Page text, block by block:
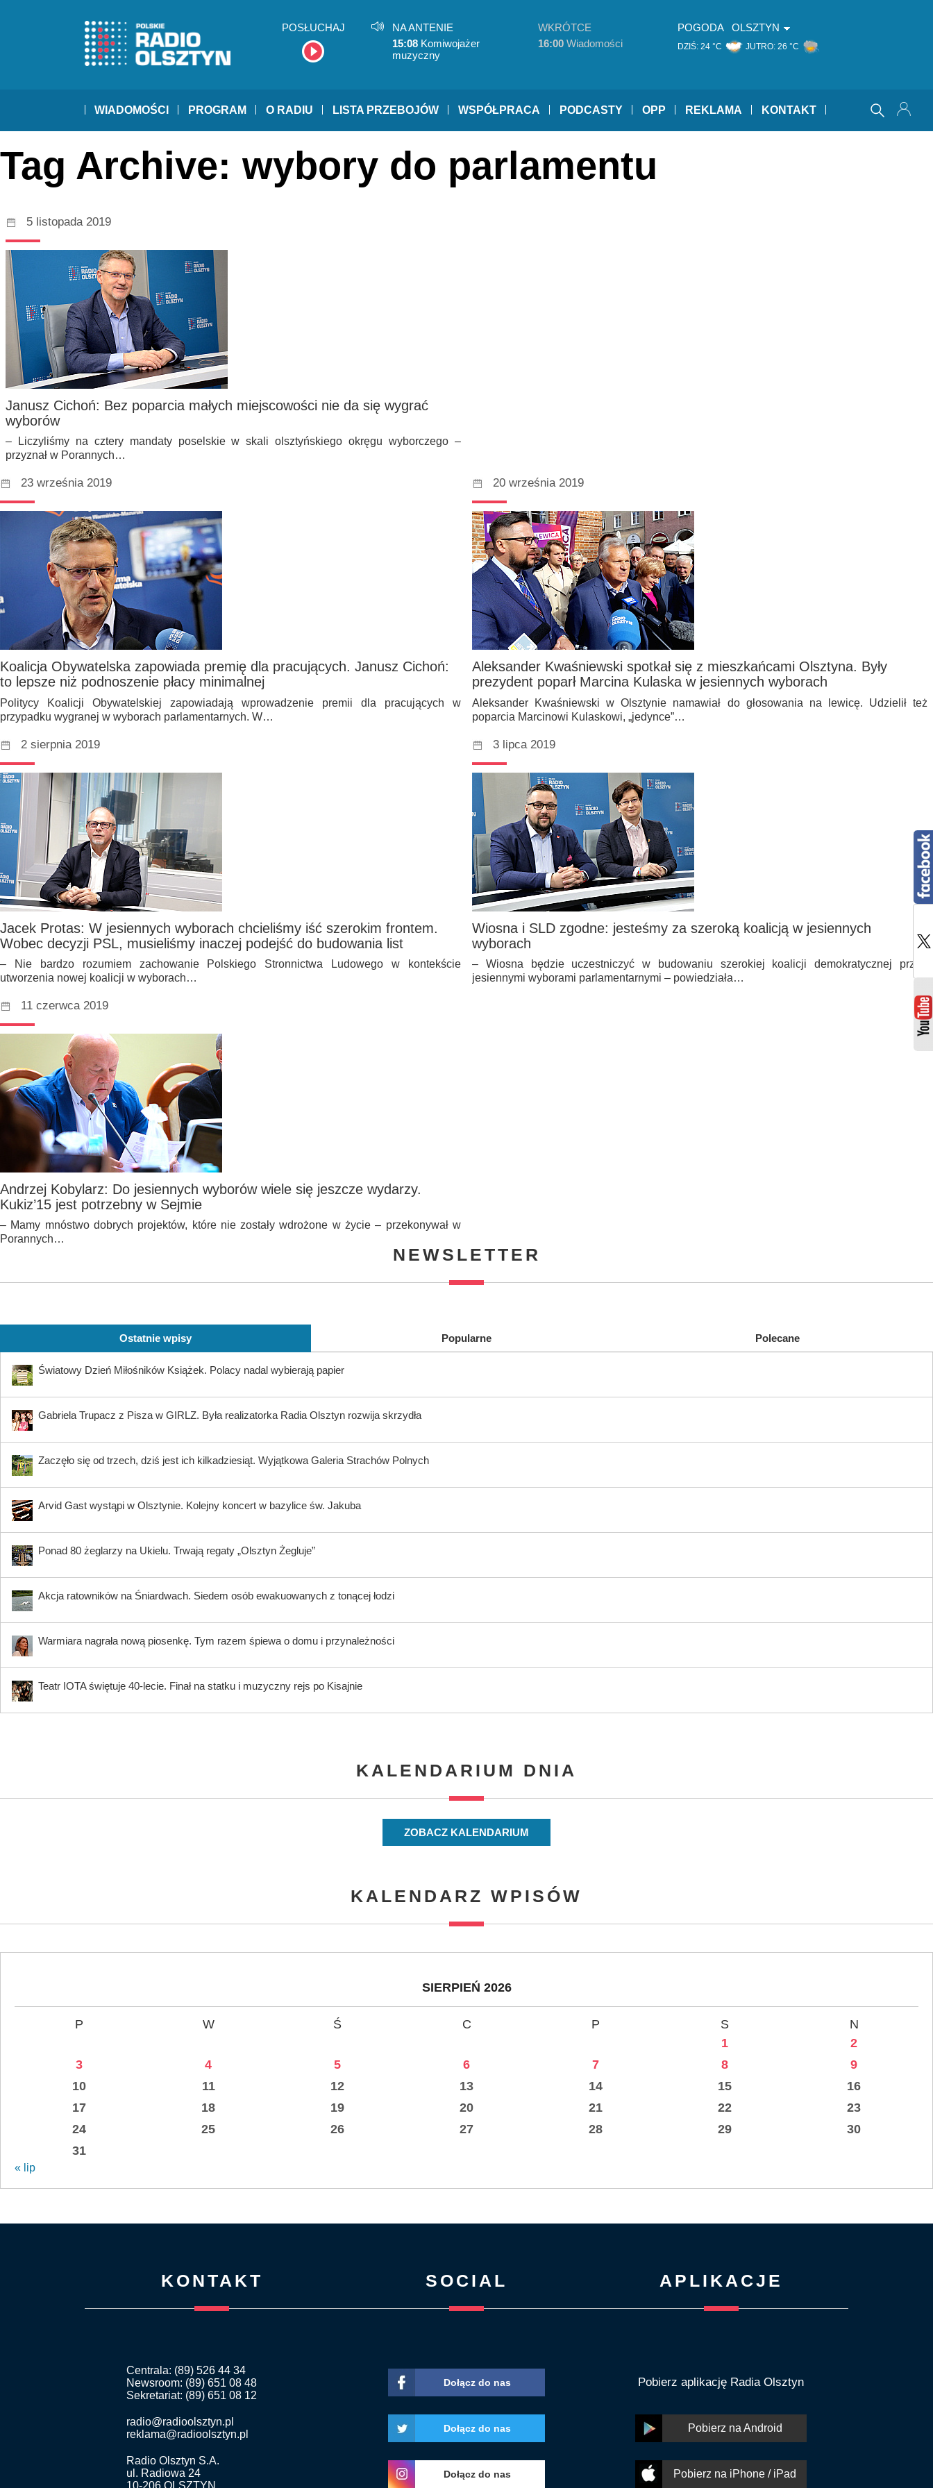
POSŁUCHAJ
NA ANTENIE
15:08 Komiwojażer
muzyczny
WKRÓTCE
16:00 Wiadomości
POGODA OLSZTYN
DZIŚ: 24 °C JUTRO: 26 °C
WIADOMOŚCI PROGRAM O RADIU LISTA PRZEBOJÓW WSPÓŁPRACA PODCASTY OPP REKLAMA KONTAKT
Tag Archive: wybory do parlamentu
5 listopada 2019
Janusz Cichoń: Bez poparcia małych miejscowości nie da się wygrać
wyborów
– Liczyliśmy na cztery mandaty poselskie w skali olsztyńskiego okręgu wyborczego –
przyznał w Porannych…
23 września 2019
Koalicja Obywatelska zapowiada premię dla pracujących. Janusz Cichoń:
to lepsze niż podnoszenie płacy minimalnej
Politycy Koalicji Obywatelskiej zapowiadają wprowadzenie premii dla pracujących w
przypadku wygranej w wyborach parlamentarnych. W…
20 września 2019
Aleksander Kwaśniewski spotkał się z mieszkańcami Olsztyna. Były
prezydent poparł Marcina Kulaska w jesiennych wyborach
Aleksander Kwaśniewski w Olsztynie namawiał do głosowania na lewicę. Udzielił też
poparcia Marcinowi Kulaskowi, „jedynce”…
2 sierpnia 2019
Jacek Protas: W jesiennych wyborach chcieliśmy iść szerokim frontem.
Wobec decyzji PSL, musieliśmy inaczej podejść do budowania list
– Nie bardzo rozumiem zachowanie Polskiego Stronnictwa Ludowego w kontekście
utworzenia nowej koalicji w wyborach…
3 lipca 2019
Wiosna i SLD zgodne: jesteśmy za szeroką koalicją w jesiennych
wyborach
– Wiosna będzie uczestniczyć w budowaniu szerokiej koalicji demokratycznej przed
jesiennymi wyborami parlamentarnymi – powiedziała…
11 czerwca 2019
Andrzej Kobylarz: Do jesiennych wyborów wiele się jeszcze wydarzy.
Kukiz’15 jest potrzebny w Sejmie
– Mamy mnóstwo dobrych projektów, które nie zostały wdrożone w życie – przekonywał w
Porannych…
NEWSLETTER
Ostatnie wpisy Popularne Polecane
Światowy Dzień Miłośników Książek. Polacy nadal wybierają papier
Gabriela Trupacz z Pisza w GIRLZ. Była realizatorka Radia Olsztyn rozwija skrzydła
Zaczęło się od trzech, dziś jest ich kilkadziesiąt. Wyjątkowa Galeria Strachów Polnych
Arvid Gast wystąpi w Olsztynie. Kolejny koncert w bazylice św. Jakuba
Ponad 80 żeglarzy na Ukielu. Trwają regaty „Olsztyn Żegluje”
Akcja ratowników na Śniardwach. Siedem osób ewakuowanych z tonącej łodzi
Warmiara nagrała nową piosenkę. Tym razem śpiewa o domu i przynależności
Teatr IOTA świętuje 40-lecie. Finał na statku i muzyczny rejs po Kisajnie
KALENDARIUM DNIA
ZOBACZ KALENDARIUM
KALENDARZ WPISÓW
SIERPIEŃ 2026
P W Ś C P S
N
1
2
3
4 5 6 7 8
9
10
11 12 13 14 15
16
17
18 19 20 21 22
23
24
25 26 27 28 29
30
31
« lip
KONTAKT
Centrala: (89) 526 44 34
Newsroom: (89) 651 08 48
Sekretariat: (89) 651 08 12
radio@radioolsztyn.pl
reklama@radioolsztyn.pl
Radio Olsztyn S.A.
ul. Radiowa 24
SOCIAL
Dołącz do nas
Dołącz do nas
Dołącz do nas
APLIKACJE
Pobierz aplikację Radia Olsztyn
Pobierz na Android
Pobierz na iPhone / iPad